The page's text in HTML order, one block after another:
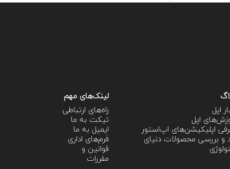
اپل
اپل
اپلیکیشن‌های اپ‌استور
و بررسی محصولات دنیای
لینک‌های مهم
راه‌های ارتباطی
تیکت به ما
ایمیل به ما
فرم‌های اداری
قوانین و
مقررات